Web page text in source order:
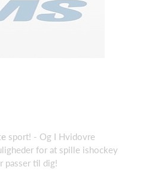
sport! - Og I Hvidovre
for at spille ishockey
passer til dig!